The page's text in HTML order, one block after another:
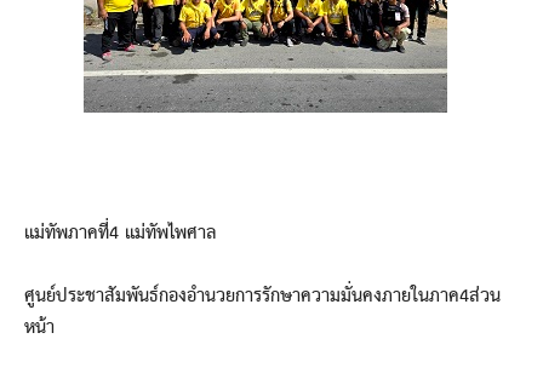
แม่ทัพภาคที่4 แม่ทัพไพศาล
ศูนย์ประชาสัมพันธ์กองอำนวยการรักษาความมั่นคงภายในภาค4ส่วน
หน้า